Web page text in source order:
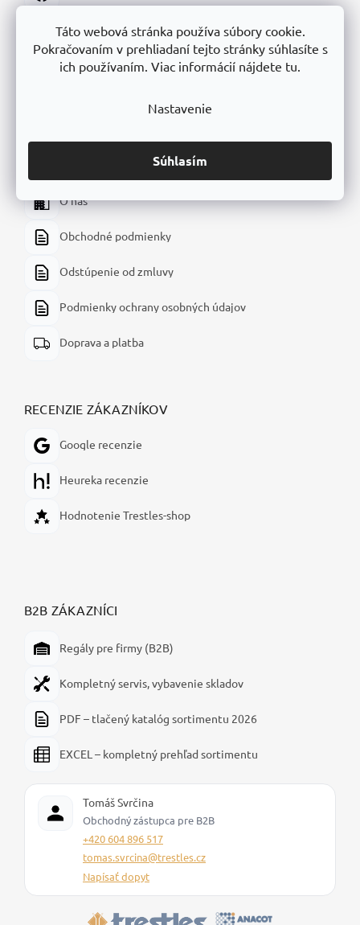
Táto webová stránka používa súbory cookie.
Pokračovaním v prehliadaní tejto stránky súhlasíte s
ich používaním. Viac informácií nájdete tu.
Nastavenie
Súhlasím
trestles_shop
Trestles-shop
O nás
Obchodné podmienky
Odstúpenie od zmluvy
Podmienky ochrany osobných údajov
Doprava a platba
RECENZIE ZÁKAZNÍKOV
Google recenzie
Heureka recenzie
Hodnotenie Trestles-shop
B2B ZÁKAZNÍCI
Regály pre firmy (B2B)
Kompletný servis, vybavenie skladov
PDF – tlačený katalóg sortimentu 2026
EXCEL – kompletný prehľad sortimentu
Tomáš Svrčina
Obchodný zástupca pre B2B
+420 604 896 517
tomas.svrcina@trestles.cz
Napísať dopyt